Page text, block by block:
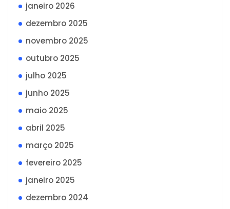
janeiro 2026
dezembro 2025
novembro 2025
outubro 2025
julho 2025
junho 2025
maio 2025
abril 2025
março 2025
fevereiro 2025
janeiro 2025
dezembro 2024